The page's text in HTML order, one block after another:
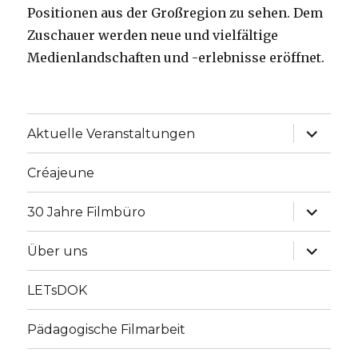
Positionen aus der Großregion zu sehen. Dem
Zuschauer werden neue und vielfältige
Medienlandschaften und -erlebnisse eröffnet.
Aktuelle Veranstaltungen
Créajeune
30 Jahre Filmbüro
Über uns
LETsDOK
Pädagogische Filmarbeit